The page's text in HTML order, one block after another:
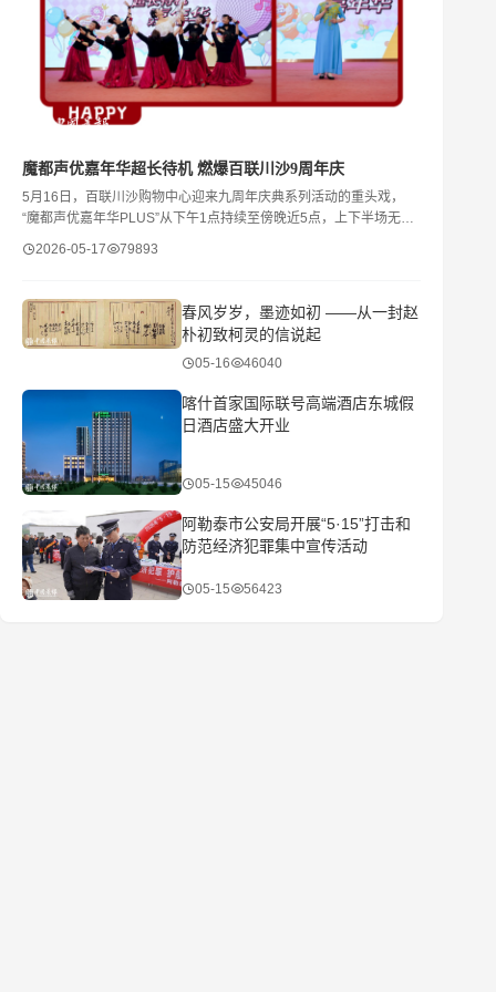
​魔都声优嘉年华超长待机 燃爆百联川沙9周年庆
5月16日，百联川沙购物中心迎来九周年庆典系列活动的重头戏，
“魔都声优嘉年华PLUS”从下午1点持续至傍晚近5点，上下半场无缝
2026-05-17 79893
春风岁岁，墨迹如初 ——从一封赵
朴初致柯灵的信说起
05-16 46040
喀什首家国际联号高端酒店东城假
日酒店盛大开业
05-15 45046
阿勒泰市公安局开展“5·15”打击和
防范经济犯罪集中宣传活动
05-15 56423